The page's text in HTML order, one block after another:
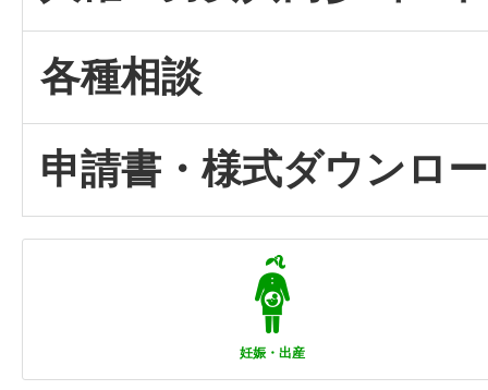
各種相談
申請書・様式ダウンロ
妊娠・出産